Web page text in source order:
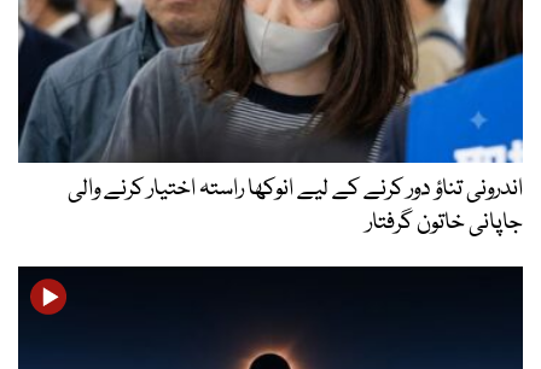
اندرونی تناؤ دور کرنے کے لیے انوکھا راستہ اختیار کرنے والی
جاپانی خاتون گرفتار